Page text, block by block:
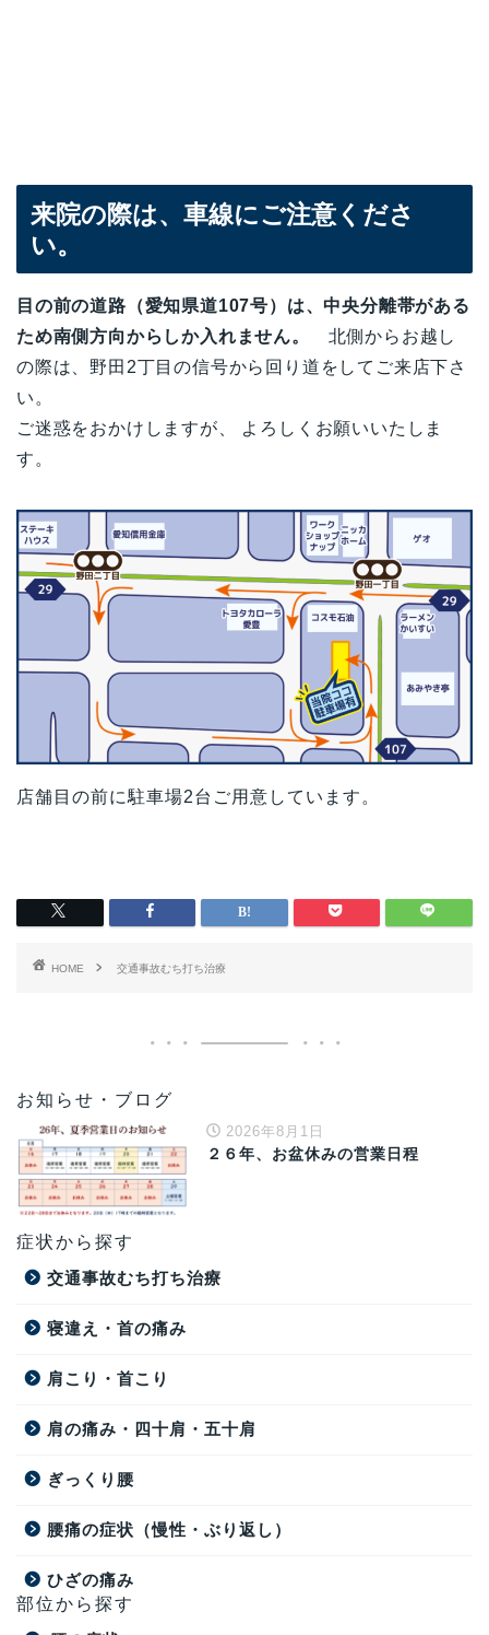
来院の際は、車線にご注意くださ
い。
目の前の道路（愛知県道107号）は、中央分離帯がある
ため南側方向からしか入れません。
北側からお越し
の際は、野田2丁目の信号から回り道をしてご来店下さ
い。
ご迷惑をおかけしますが、 よろしくお願いいたしま
す。
店舗目の前に駐車場2台ご用意しています。
HOME 交通事故むち打ち治療
お知らせ・ブログ
2026年8月1日
２６年、お盆休みの営業日程
症状から探す
交通事故むち打ち治療
寝違え・首の痛み
肩こり・首こり
肩の痛み・四十肩・五十肩
ぎっくり腰
腰痛の症状（慢性・ぶり返し）
ひざの痛み
部位から探す